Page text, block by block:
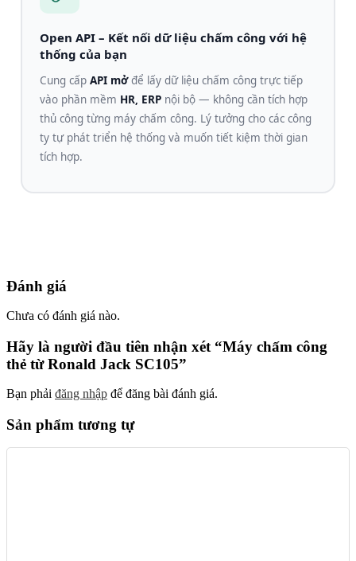
Open API – Kết nối dữ liệu chấm công với hệ
thống của bạn
Cung cấp API mởđể lấy dữ liệu chấm công trực tiếp
vào phần mềm HR, ERPnội bộ — không cần tích hợp
thủ công từng máy chấm công. Lý tưởng cho các công
ty tự phát triển hệ thống và muốn tiết kiệm thời gian
tích hợp.
Đánh giá
Chưa có đánh giá nào.
Hãy là người đầu tiên nhận xét “Máy chấm công
thẻ từ Ronald Jack SC105”
Bạn phải đăng nhập để đăng bài đánh giá.
Sản phẩm tương tự